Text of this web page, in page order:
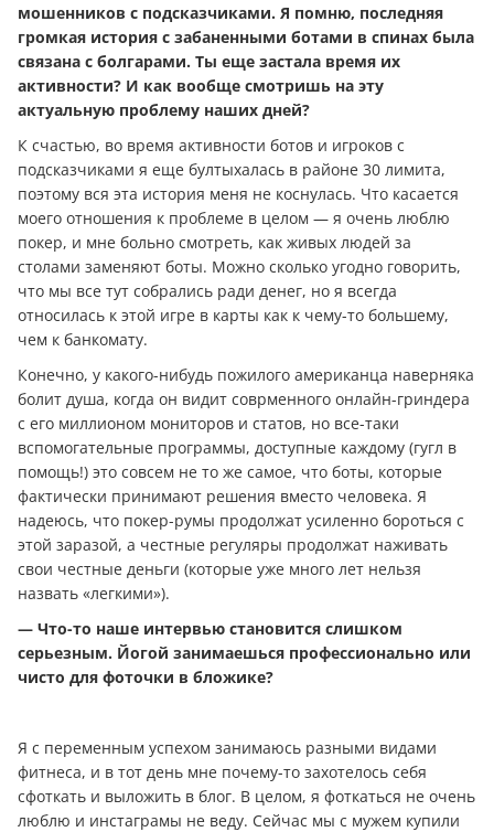
мошенников с подсказчиками. Я помню, последняя
громкая история с забаненными ботами в спинах была
связана с болгарами. Ты еще застала время их
активности? И как вообще смотришь на эту
актуальную проблему наших дней?
К счастью, во время активности ботов и игроков с
подсказчиками я еще бултыхалась в районе 30 лимита,
поэтому вся эта история меня не коснулась. Что касается
моего отношения к проблеме в целом — я очень люблю
покер, и мне больно смотреть, как живых людей за
столами заменяют боты. Можно сколько угодно говорить,
что мы все тут собрались ради дeнeг, но я всегда
относилась к этой игре в карты как к чему-то большему,
чем к банкомату.
Конечно, у какого-нибудь пожилого американца наверняка
болит душа, когда он видит соврменного онлайн-гриндера
с его миллионом мониторов и статов, но все-таки
вспомогательные программы, доступные каждому (гугл в
помощь!) это совсем не то же самое, что боты, которые
фактически принимают решения вместо человека. Я
надеюсь, что покер-румы продолжат усиленно бороться с
этой заразой, а честные регуляры продолжат наживать
свои честные дeньги (которые уже много лет нельзя
назвать «легкими»).
— Что-то наше интервью становится слишком
серьезным. Йогой занимаешься профессионально или
чисто для фоточки в бложике?
Я с переменным успехом занимаюсь разными видами
фитнеса, и в тот день мне почему-то захотелось себя
сфоткать и выложить в блог. В целом, я фоткаться не очень
люблю и инстаграмы не веду. Сейчас мы с мужем купили